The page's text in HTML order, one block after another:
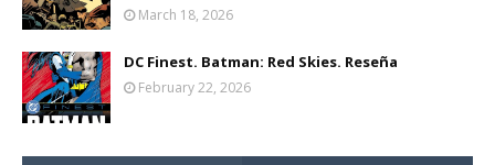
March 18, 2026
DC Finest. Batman: Red Skies. Reseña
February 22, 2026